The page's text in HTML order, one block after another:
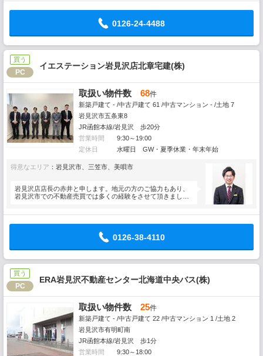
0126-24-4488
買う
PC
イエステーション岩見沢店北章宅建(株)
取扱い物件数 68件
新築戸建て - /中古戸建て 61 /中古マンション - /土地 7
岩見沢市五条東8
JR函館本線/岩見沢 歩20分
営業時間
9:30～19:00
定休日
水曜日 GW・夏季休業・年末年始
得意なエリア ：岩見沢市、三笠市、美唄市
岩見沢店店長の赤井と申します。地元の方のご協力もあり、
岩見沢市での不動産売買では多くの経験をさせて頂きまし
0126-38-4110
買う
PC
ERA岩見沢不動産センター北海道中央バス(株)
取扱い物件数 25件
新築戸建て - /中古戸建て 22 /中古マンション 1 /土地 2
岩見沢市有明町南
JR函館本線/岩見沢 歩1分
営業時間
9:30～18:00